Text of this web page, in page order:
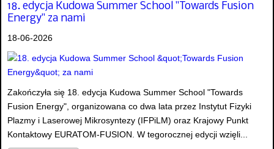
18. edycja Kudowa Summer School "Towards Fusion
Energy" za nami
18-06-2026
Zakończyła się 18. edycja Kudowa Summer School "Towards
Fusion Energy", organizowana co dwa lata przez Instytut Fizyki
Plazmy i Laserowej Mikrosyntezy (IFPiLM) oraz Krajowy Punkt
Kontaktowy EURATOM-FUSION. W tegorocznej edycji wzięli...